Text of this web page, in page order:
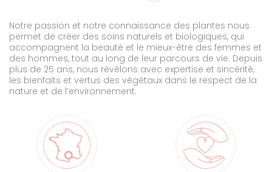
Notre passion et notre connaissance des plantes nous
permet de créer des soins naturels et biologiques, qui
accompagnent la beauté et le mieux-être des femmes et
des hommes, tout au long de leur parcours de vie. Depuis
plus de 25 ans, nous révélons avec expertise et sincérité,
les bienfaits et vertus des végétaux dans le respect de la
nature et de l’environnement.